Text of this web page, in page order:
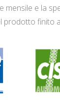
mensile e la
prodotto finito